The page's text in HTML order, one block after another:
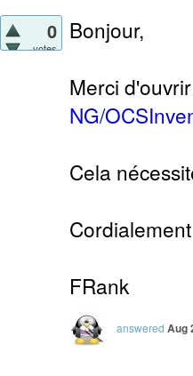
0
votes
Bonjour,
Merci
NG/
Cela
Cordialement
FRank
answered Aug